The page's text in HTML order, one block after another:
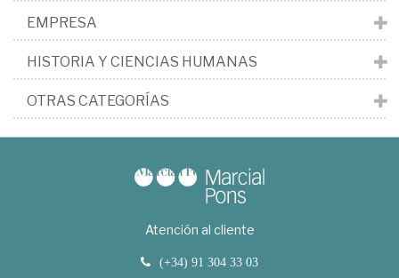
EMPRESA
HISTORIA Y CIENCIAS HUMANAS
OTRAS CATEGORÍAS
Atención al cliente
(+34) 91 304 33 03